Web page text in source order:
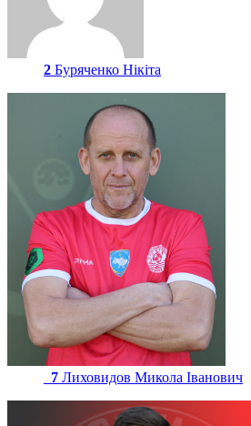
2 Буряченко Нікіта
7 Лиховидов Микола Іванович